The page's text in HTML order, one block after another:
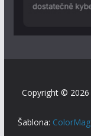
Copyright © 2026
Šablona: ColorMag